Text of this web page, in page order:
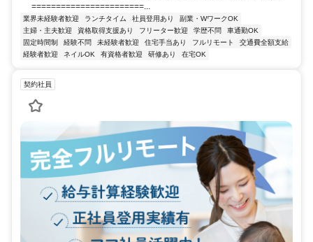
=======================...
業界未経験者歓迎 ランチタイム 社員登用あり
副業・WワークOK
主婦・主夫歓迎
資格取得支援あり フリーター歓迎 学歴不問
車通勤OK
固定時間制
経験不問 未経験者歓迎 住宅手当あり フルリモート
交通費全額支給
経験者歓迎
ネイルOK 有資格者歓迎 研修あり 在宅OK
契約社員